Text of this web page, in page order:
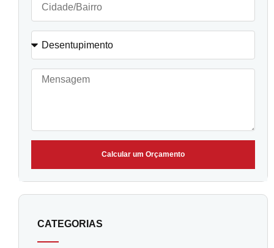
Calcular um Orçamento
CATEGORIAS